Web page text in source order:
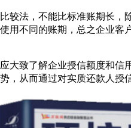
较法，不能比标准账期长
用不同的账期，总之企业
大致了解企业授信额度和
，从而通过对实质还款人授